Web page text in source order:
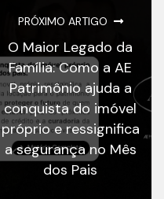
PRÓXIMO ARTIGO
O Maior Legado da
Família: Como a AE
Patrimônio ajuda a
conquista do imóvel
próprio e ressignifica
a segurança no Mês
dos Pais